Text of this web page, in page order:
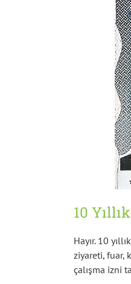
10
Hayır. 10
ziyareti, fuar,
çalışma izni